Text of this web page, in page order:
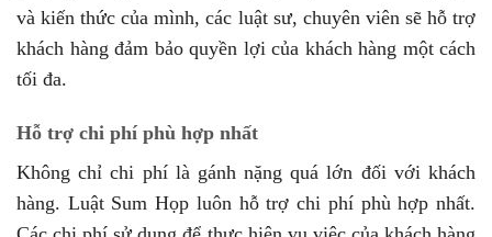
và kiến thức của mình, các luật sư, chuyên viên sẽ hỗ trợ
khách hàng đảm bảo quyền lợi của khách hàng một cách
tối đa.
Hỗ trợ chi phí phù hợp nhất
Không chỉ chi phí là gánh nặng quá lớn đối với khách
hàng. Luật Sum Họp luôn hỗ trợ chi phí phù hợp nhất.